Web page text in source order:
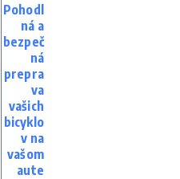
Pohodl
ná a
bezpeč
ná
prepra
va
vašich
bicyklo
v na
vašom
aute